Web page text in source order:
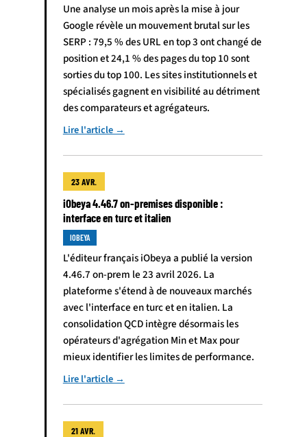
Une analyse un mois après la mise à jour
Google révèle un mouvement brutal sur les
SERP : 79,5 % des URL en top 3 ont changé de
position et 24,1 % des pages du top 10 sont
sorties du top 100. Les sites institutionnels et
spécialisés gagnent en visibilité au détriment
des comparateurs et agrégateurs.
Lire l'article →
23 AVR.
iObeya 4.46.7 on-premises disponible :
interface en turc et italien
IOBEYA
L'éditeur français iObeya a publié la version
4.46.7 on-prem le 23 avril 2026. La
plateforme s'étend à de nouveaux marchés
avec l'interface en turc et en italien. La
consolidation QCD intègre désormais les
opérateurs d'agrégation Min et Max pour
mieux identifier les limites de performance.
Lire l'article →
21 AVR.